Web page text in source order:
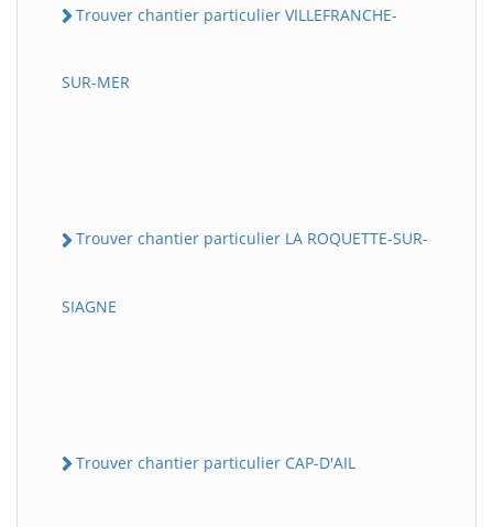
Trouver chantier particulier VILLEFRANCHE-
SUR-MER
Trouver chantier particulier LA ROQUETTE-SUR-
SIAGNE
Trouver chantier particulier CAP-D'AIL